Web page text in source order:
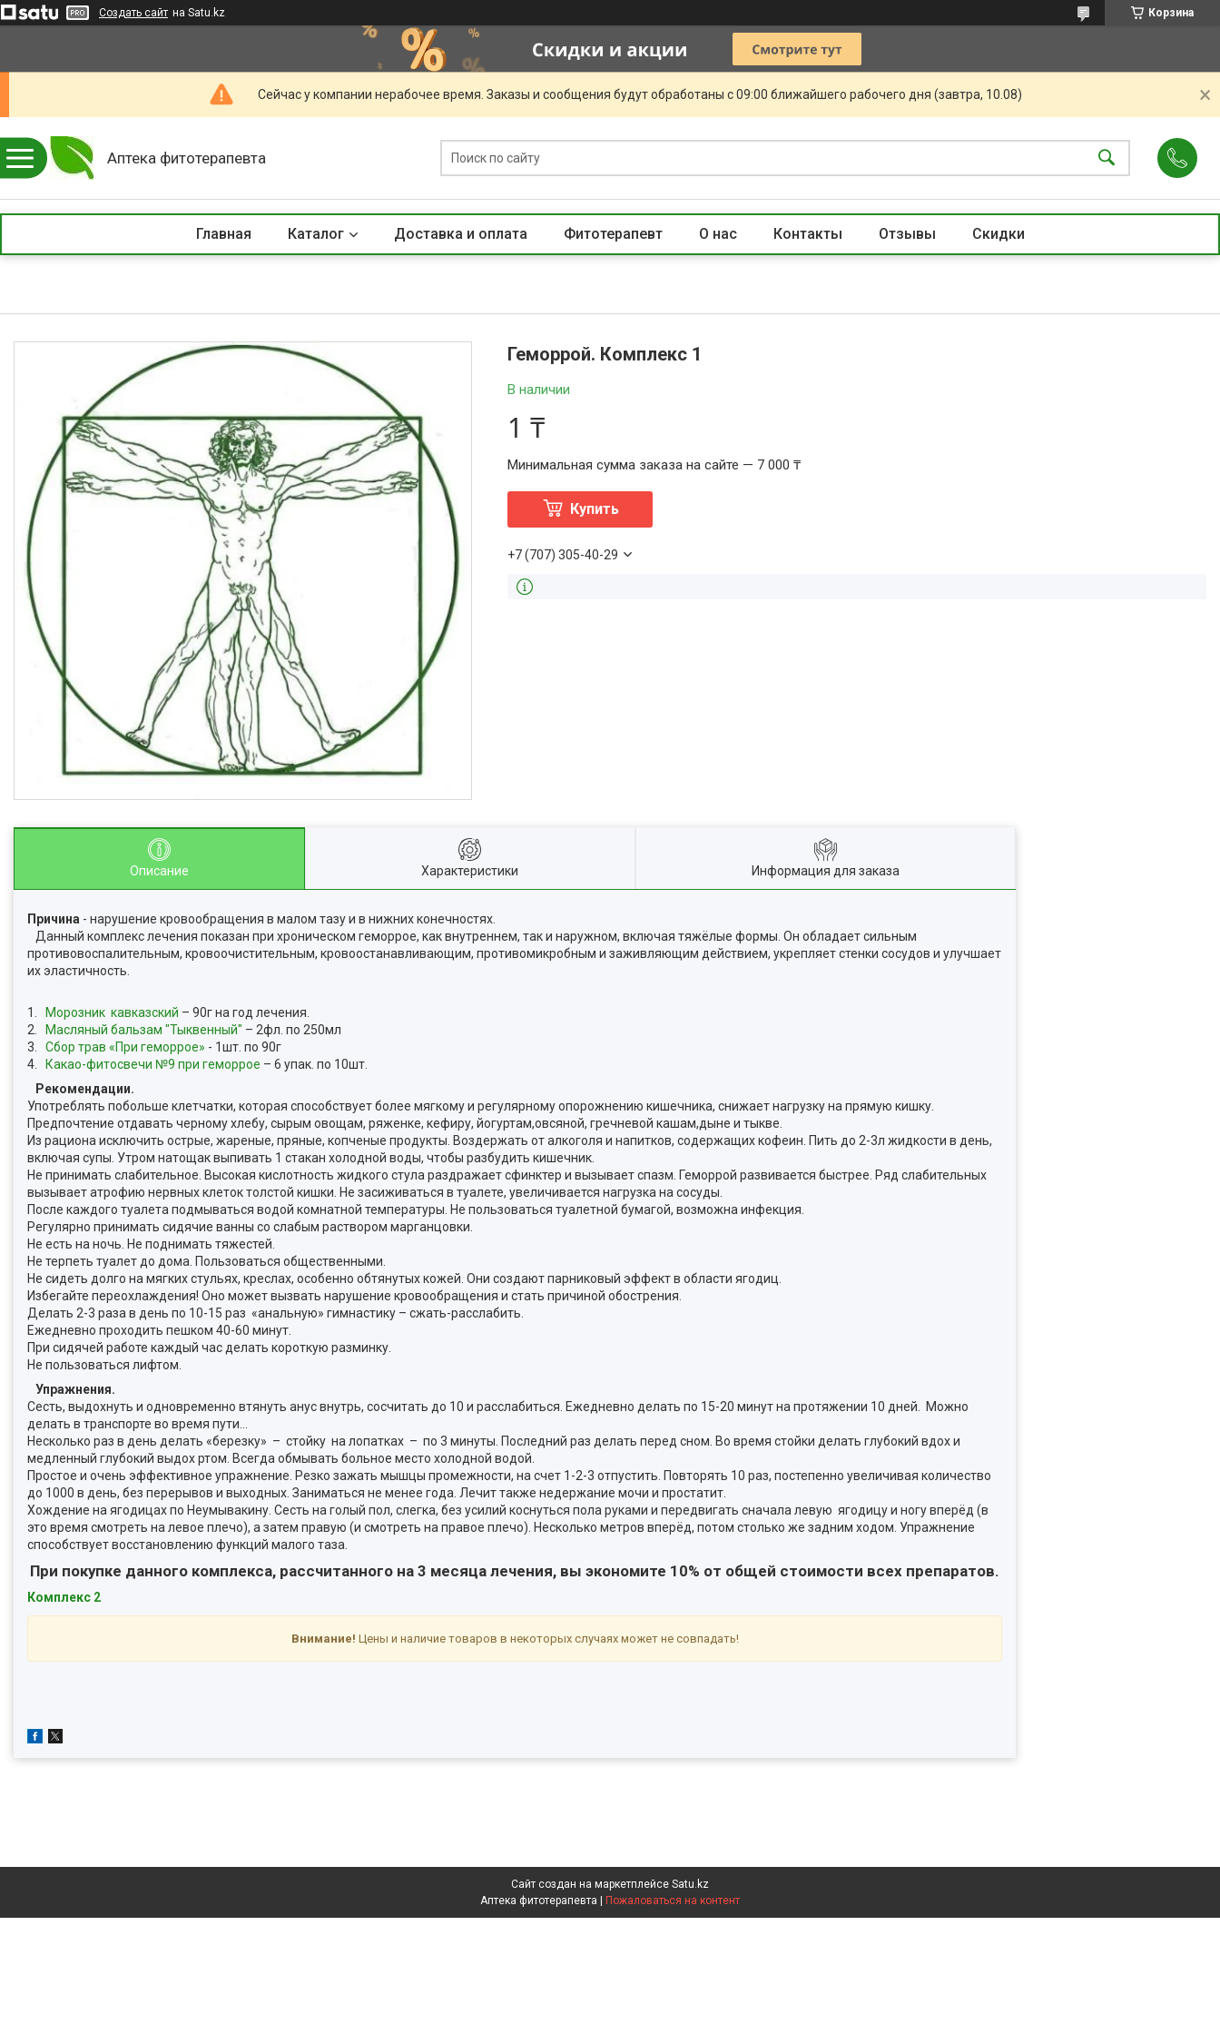
Создать сайт на Satu.kz Корзина
Сейчас у компании нерабочее время. Заказы и сообщения будут обработаны с 09:00 ближайшего рабочего дня (завтра, 10.08)
Аптека фитотерапевта
Главная Каталог Доставка и оплата Фитотерапевт О нас Контакты Отзывы Скидки
Геморрой. Комплекс 1
В наличии
1 ₸
Минимальная сумма заказа на сайте — 7 000 ₸
Купить
+7 (707) 305-40-29
Описание Характеристики Информация для заказа
Причина - нарушение кровообращения в малом тазу и в нижних конечностях.
Данный комплекс лечения показан при хроническом геморрое, как внутреннем, так и наружном, включая тяжёлые формы. Он обладает сильным
противовоспалительным, кровоочистительным, кровоостанавливающим, противомикробным и заживляющим действием, укрепляет стенки сосудов и улучшает
их эластичность.
1. Морозник кавказский – 90г на год лечения.
2.
Масляный бальзам "Тыквенный" – 2фл. по 250мл
3. Сбор трав «При геморрое» - 1шт. по 90г
4.
Какао-фитосвечи №9 при геморрое – 6 упак. по 10шт.
Рекомендации.
Употреблять побольше клетчатки, которая способствует более мягкому и регулярному опорожнению кишечника, снижает нагрузку на прямую кишку.
Предпочтение отдавать черному хлебу, сырым овощам, ряженке, кефиру, йогуртам,овсяной, гречневой кашам,дыне и тыкве.
Из рациона исключить острые, жареные, пряные, копченые продукты. Воздержать от алкоголя и напитков, содержащих кофеин. Пить до 2-3л жидкости в день,
включая супы. Утром натощак выпивать 1 стакан холодной воды, чтобы разбудить кишечник.
Не принимать слабительное. Высокая кислотность жидкого стула раздражает сфинктер и вызывает спазм. Геморрой развивается быстрее. Ряд слабительных
вызывает атрофию нервных клеток толстой кишки. Не засиживаться в туалете, увеличивается нагрузка на сосуды.
После каждого туалета подмываться водой комнатной температуры. Не пользоваться туалетной бумагой, возможна инфекция.
Регулярно принимать сидячие ванны со слабым раствором марганцовки.
Не есть на ночь. Не поднимать тяжестей.
Не терпеть туалет до дома. Пользоваться общественными.
Не сидеть долго на мягких стульях, креслах, особенно обтянутых кожей. Они создают парниковый эффект в области ягодиц.
Избегайте переохлаждения! Оно может вызвать нарушение кровообращения и стать причиной обострения.
Делать 2-3 раза в день по 10-15 раз «анальную» гимнастику – сжать-расслабить.
Ежедневно проходить пешком 40-60 минут.
При сидячей работе каждый час делать короткую разминку.
Не пользоваться лифтом.
Упражнения.
Сесть, выдохнуть и одновременно втянуть анус внутрь, сосчитать до 10 и расслабиться. Ежедневно делать по 15-20 минут на протяжении 10 дней. Можно
делать в транспорте во время пути…
Несколько раз в день делать «березку» – стойку на лопатках – по 3 минуты. Последний раз делать перед сном. Во время стойки делать глубокий вдох и
медленный глубокий выдох ртом. Всегда обмывать больное место холодной водой.
Простое и очень эффективное упражнение. Резко зажать мышцы промежности, на счет 1-2-3 отпустить. Повторять 10 раз, постепенно увеличивая количество
до 1000 в день, без перерывов и выходных. Заниматься не менее года. Лечит также недержание мочи и простатит.
Хождение на ягодицах по Неумывакину. Сесть на голый пол, слегка, без усилий коснуться пола руками и передвигать сначала левую ягодицу и ногу вперёд (в
это время смотреть на левое плечо), а затем правую (и смотреть на правое плечо). Несколько метров вперёд, потом столько же задним ходом. Упражнение
способствует восстановлению функций малого таза.
При покупке данного комплекса, рассчитанного на 3 месяца лечения, вы экономите 10% от общей стоимости всех препаратов.
Комплекс 2
Внимание! Цены и наличие товаров в некоторых случаях может не совпадать!
Сайт создан на маркетплейсе Satu.kz
Пожаловаться на контент